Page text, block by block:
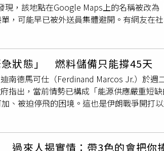
外送平台高度普及的今日，觀眾更能從主
貝克所說：「二十年後，世界上依然有許
到《艾諾拉》，從紐約街頭到奧斯卡頒獎
緣人物的情書。睽違22年後，《外賣：4K
誠摯邀請觀眾重新見證這部影響當代獨立
，這波「小費疲勞」對依賴這份收入的基
感到不合理，例如到店自取外帶、或在一般
訪者表示，如果能藉此調高員工基本薪資並
提早吃到，他當場掏出5000元替現場排隊
訣？」並幽默分析，第一招是直接全場買
變沒脾氣了」。貼文曝光後引發大批網友
、「與民同樂我真的服」、「甘心被他插
然會願意給他方便」，「哪裡是插隊？大家
街、餐廳聚餐到與民眾互動，不只圈粉無數，
媒揭背後原因 台北夜空上演
，該地點在Google Maps上的名稱被改為
，可能早已被外送員集體避開。有網友在
遭人惡搞修改，內容直接點名該處為外送
，如今看到地標內容後，才意識到原因可
接指出，該地點「看到就棄單」，甚至形
？」直指問題核心，也有人直言該區「一律
「地雷區」主要有多項原因。首先，忠孝
，周邊難以停車，需另外尋找停車地點；
成本。有外送員指出，光是在台北車站周
往往需30分鐘以上，但實際報酬有限，「
樣的配送條件下「怪不得狗都不送」。留
，「不是每單都值得接」，甚至認為會接
狀態」 燃料儲備只能撐45天
迪南德馬可仕（Ferdinand Marcos Jr.）於週
指出，當前情勢已構成「能源供應嚴重短
、被迫停飛的困境。這也是伊朗戰爭開打
由馬可仕親自領導應變委員會，負責確保
政府也指示相關單位加強監管，嚴防石油
因應可能發生的中東地區菲律賓公民撤離
過來人揭實情：帶3色的會把你